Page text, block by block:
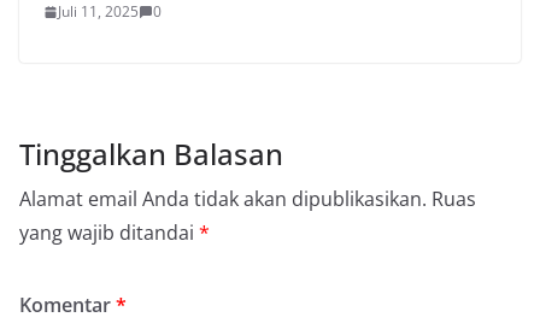
Juli 11, 2025 0
Tinggalkan Balasan
Alamat email Anda tidak akan dipublikasikan. Ruas
yang wajib ditandai *
Komentar*